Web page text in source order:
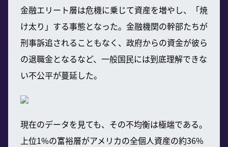
金融エリート層は危機に乗じて資産を増やし、「焼
け太り」する事態となった。金融機関の幹部たちが
刑事訴追されることもなく、政府からの資金が彼ら
の退職金となるなど、一般国民には到底理解できな
い不公平が蔓延した。
現在のデータを見ても、その不均衡は極端である。
上位1%の富裕層がアメリカの全個人資産の約36%